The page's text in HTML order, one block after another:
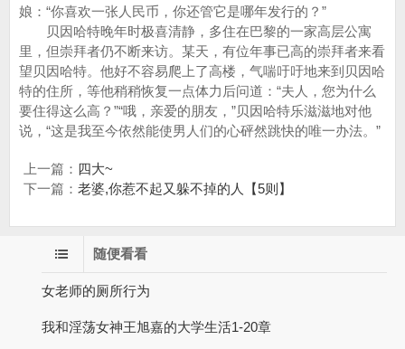
娘：“你喜欢一张人民币，你还管它是哪年发行的？”
贝因哈特晚年时极喜清静，多住在巴黎的一家高层公寓
里，但崇拜者仍不断来访。某天，有位年事已高的崇拜者来看
望贝因哈特。他好不容易爬上了高楼，气喘吁吁地来到贝因哈
特的住所，等他稍稍恢复一点体力后问道：“夫人，您为什么
要住得这么高？”“哦，亲爱的朋友，”贝因哈特乐滋滋地对他
说，“这是我至今依然能使男人们的心砰然跳快的唯一办法。”
上一篇： 四大~
下一篇： 老婆,你惹不起又躲不掉的人【5则】
随便看看
女老师的厕所行为
我和淫荡女神王旭嘉的大学生活1-20章